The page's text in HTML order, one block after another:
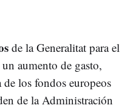
de la Generalitat para el
aumento de gasto,
los fondos europeos
de la Administración